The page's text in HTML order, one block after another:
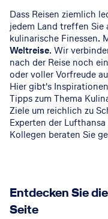
Dass Reisen ziemlich
jedem Land treffen Sie
kulinarische Finessen.
Weltreise. Wir
nach der Reise noch
oder voller Vorfreude
Hier gibt's
Tipps zum Thema
Ziele um reichlich zu
Experten der
Kollegen beraten Sie
Entdecken Sie
Seite